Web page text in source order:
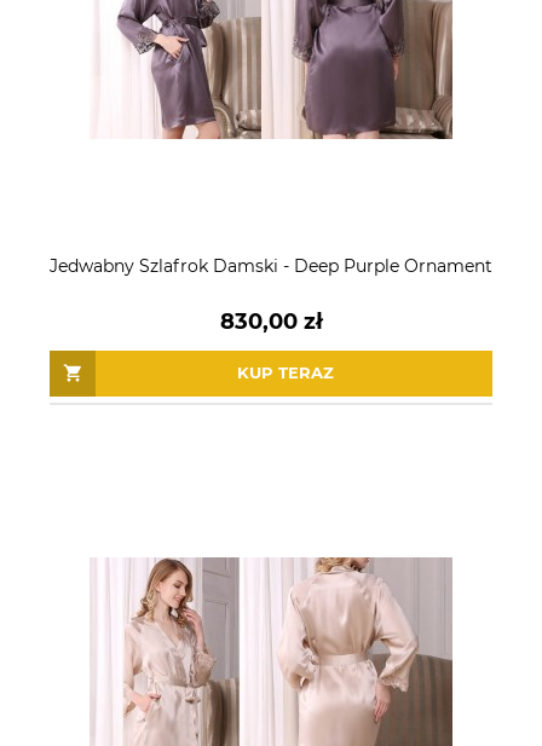
Jedwabny Szlafrok Damski - Deep Purple Ornament
830,00 zł
KUP TERAZ